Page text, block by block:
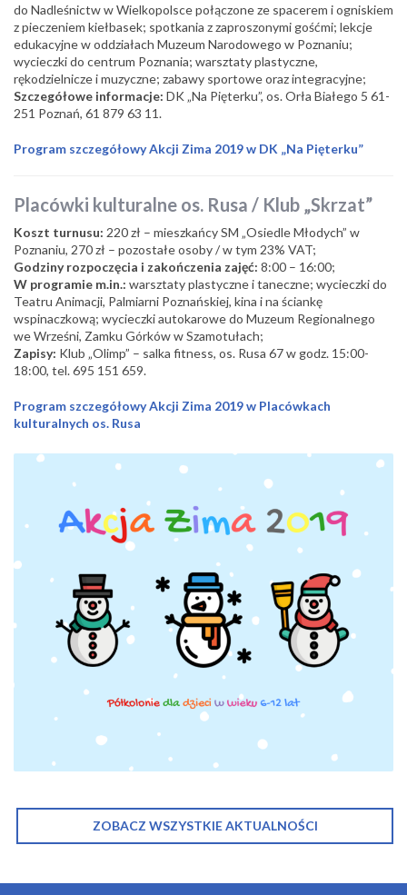
do Nadleśnictw w Wielkopolsce połączone ze spacerem i ogniskiem
z pieczeniem kiełbasek; spotkania z zaproszonymi gośćmi; lekcje
edukacyjne w oddziałach Muzeum Narodowego w Poznaniu;
wycieczki do centrum Poznania; warsztaty plastyczne,
rękodzielnicze i muzyczne; zabawy sportowe oraz integracyjne;
Szczegółowe informacje: DK „Na Pięterku”, os. Orła Białego 5 61-
251 Poznań, 61 879 63 11.
Program szczegółowy Akcji Zima 2019 w DK „Na Pięterku”
Placówki kulturalne os. Rusa / Klub „Skrzat”
Koszt turnusu: 220 zł – mieszkańcy SM „Osiedle Młodych” w
Poznaniu, 270 zł – pozostałe osoby / w tym 23% VAT;
Godziny rozpoczęcia i zakończenia zajęć: 8:00 – 16:00;
W programie m.in.: warsztaty plastyczne i taneczne; wycieczki do
Teatru Animacji, Palmiarni Poznańskiej, kina i na ściankę
wspinaczkową; wycieczki autokarowe do Muzeum Regionalnego
we Wrześni, Zamku Górków w Szamotułach;
Zapisy: Klub „Olimp” – salka fitness, os. Rusa 67 w godz. 15:00-
18:00, tel. 695 151 659.
Program szczegółowy Akcji Zima 2019 w Placówkach
kulturalnych os. Rusa
ZOBACZ WSZYSTKIE AKTUALNOŚCI